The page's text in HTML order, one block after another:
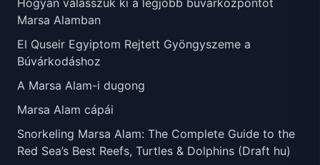
Hogyan válasszuk ki a legjobb búvárközpontot
Marsa Alamban
El Quseir Egyiptom Rejtett Gyöngyszeme a
Búvárkodáshoz
A Marsa Alam-i dugong
Marsa Alam cápái
Snorkeling Marsa Alam: The Complete Guide to the
Red Sea’s Best Reefs, Turtles & Dolphins (Draft hu)